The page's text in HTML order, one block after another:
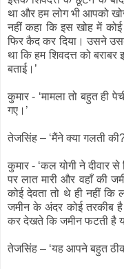
था और हम लोग भी आपको
नहीं कहा कि इस खोह में
फिर कैद कर दिया। उसने
था कि हम शिवदत्त को
बताई।’
कुमार - ‘मामला तो बहुत ही
गए।’
तेजसिंह – ‘मैंने क्या गलती
कुमार - ‘कल योगी ने
पर लात मारी और वहाँ की
कोई देवता तो थे ही नहीं
जमीन के अंदर कोई तरकीब
कर देखते कि जमीन फटती है
तेजसिंह – ‘यह आपने बहुत